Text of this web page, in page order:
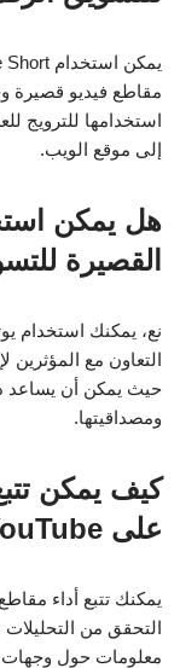
مقاطع فيديو قصيرة
استخدامها للترويج
إلى موقع الويب.
القصيرة
نع، يمكنك استخدام
التعاون مع المؤثرين
حيث يمكن أن يساعد
ومصداقيتها.
كيف يمكن
على YouTube؟
معلومات حول وجهات